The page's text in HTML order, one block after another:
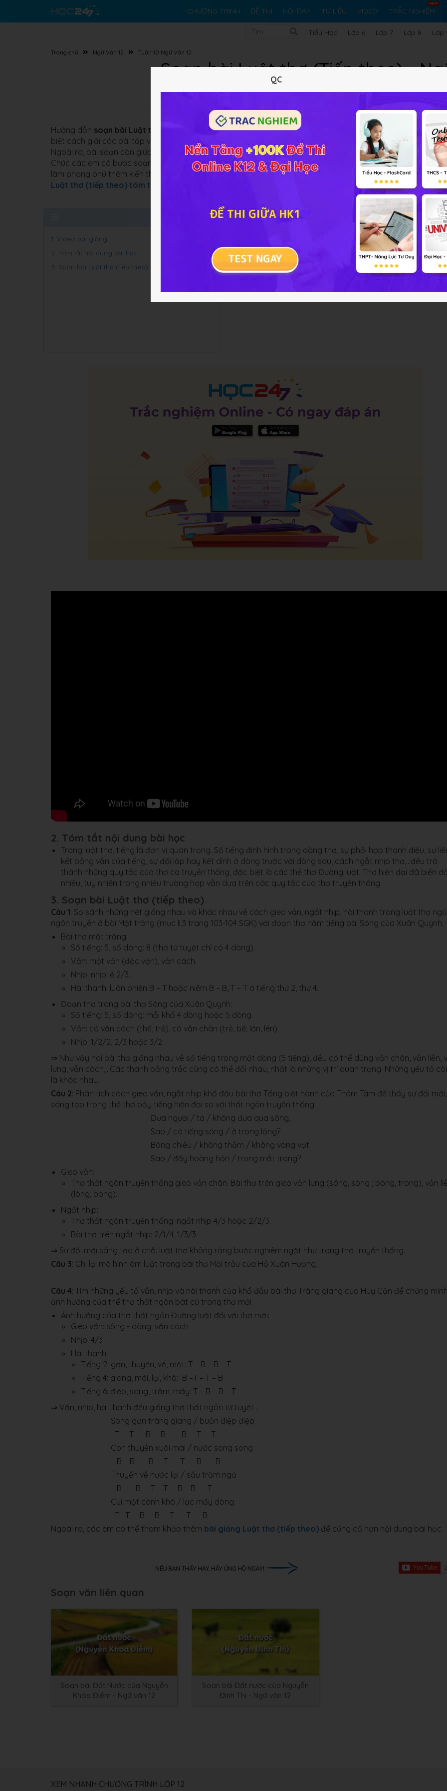
CHƯƠNG TRÌNH ĐỀ THI HỎI ĐÁP TƯ LIỆU VIDEO TRẮC NGHIỆM
Tiểu Học Lớp 6 Lớp 7 Lớp 8 Lớp
Trang chủ Ngữ Văn 12 Tuần 10 Ngữ Văn 12
Soạn bài Luật thơ (Tiếp theo) -
Hướng dẫn soạn bài Luật thơ (tiếp theo)
dưới đây với các gợi ý trả lời câu hỏi rõ ràng, cụ thể sẽ giúp các
biết cách giải các bài tập về
nhằm ôn tập và hệ thống lại kiến thức đã học một cách dễ dàng hơn.
Ngoài ra, bài soạn còn giúp các em giải quyết hệ thống câu hỏi trong SGK một cách đầy đủ và chi tiết nhất.
Chúc các em có bước soạn bài thật tốt để thuận tiện hơn trong quá trình tiếp thu bài giảng tại lớp. Ngoài
làm phong phú thêm kiến thức cho bản thân, các em có thể tham khảo thêm bài soạn
Luật thơ (tiếp theo) tóm tắt
1. Video bài giảng
2. Tóm tắt nội dung bài học
3. Soạn bài Luật thơ (tiếp theo)
2. Tóm tắt nội dung bài học
Trong luật thơ, tiếng là đơn vị quan trọng. Số tiếng định hình trong dòng thơ, sự phối hợp thanh điệu, sự
kết bằng vần của tiếng, sự đối lập hay kết dính ở dòng trước với dòng sau, cách ngắt nhịp thơ,…đều trở
thành những quy tắc của thơ ca truyền thống, đặc biệt là các thể thơ Đường luật. Thơ hiện đại đã biến
nhiều, tuy nhiên trong nhiều trường hợp vẫn dựa trên các quy tắc của thơ truyền thống.
3. Soạn bài Luật thơ (tiếp theo)
Câu 1: So sánh những nét giống nhau và khác nhau về cách gieo vần, ngắt nhịp, hài thanh trong luật thơ ngũ
ngôn truyền ở bài Mặt trăng (mục II.3 trang 103-104 SGK) với đoạn thơ năm tiếng bài Sóng của Xuân Quỳnh.
Bài thơ mặt trăng:
Số tiếng: 5, số dòng: 8 (thơ tứ tuyệt chỉ có 4 dòng).
Vần: một vần (độc vận), vần cách.
Nhịp: nhịp lẻ 2/3.
Hài thanh: luân phiên B – T hoặc niêm B – B, T – T ở tiếng thứ 2, thứ 4.
Đoạn thơ trong bài thơ Sóng của Xuân Quỳnh:
Số tiếng: 5, số dòng: mỗi khổ 4 dòng hoặc 5 dòng.
Vần: có vần cách (thế, trẻ), có vần chân (trẻ, bể; lớn, lên).
Nhịp: 1/2/2, 2/3 hoặc 3/2.
⇒ Như vậy hai bài thơ giống nhau về số tiếng trong một dòng (5 tiếng), đều có thể dùng vần chân, vần liền,
lưng, vẫn cách,…Các thanh bằng trắc cũng có thể đối nhau, nhất là những vị trí quan trọng. Những yếu tố
là khác nhau.
Câu 2: Phân tích cách gieo vần, ngắt nhịp khổ đầu bài thơ Tống biệt hành của Thâm Tâm để thấy sự đổi mới,
sáng tạo trong thể thơ bảy tiếng hiện đại so với thất ngôn truyền thống.
Đưa người / ta / không đưa qua sông,
Sao / có tiếng sóng / ở trong lòng?
Bóng chiều / không thắm / không vàng vọt
Sao / đầy hoàng hôn / trong mắt trong?
Gieo vần:
Thơ thất ngôn truyền thống gieo vần chân. Bài thơ trên gieo vần lưng (sông, sóng ; bóng, trong), vần
(lòng, bóng).
Ngắt nhịp:
Thơ thất ngôn truyền thống: ngắt nhịp 4/3 hoặc 2/2/3.
Bài thơ trên ngắt nhịp: 2/1/4, 1/3/3.
⇒ Sự đổi mới sáng tạo ở chỗ: luật thơ không ràng buộc nghiêm ngặt như trong thơ truyền thống.
Câu 3: Ghi lại mô hình âm luật trong bài thơ Mời trầu của Hồ Xuân Hương.
Câu 4: Tìm những yếu tố vần, nhịp và hài thanh của khổ đầu bài thơ Tràng giang của Huy Cận để chứng
ảnh hưởng của thể thơ thất ngôn bát cú trong thơ mới.
Ảnh hưởng của thơ thất ngôn Đường luật đối với thơ mới:
Gieo vần: sông - dòng: vần cách
Nhịp: 4/3
Hài thanh:
Tiếng 2: gợn, thuyền, về, một: T – B – B – T
Tiếng 4: giang, mái, lại, khô: B –T – T – B
Tiếng 6: điệp, song, trăm, mấy: T – B – B – T
⇒ Vần, nhịp, hài thanh đều giống thơ thất ngôn tứ tuyệt .
Sóng gợn tràng giang / buồn điệp điệp
T T B B B T T
Con thuyền xuôi mái / nước song song
B B B T T B B
Thuyền về nước lại / sầu trăm ngả
B B T T B B T
Củi một cành khô / lạc mấy dòng.
T T B B T T B
Ngoài ra, các em có thể tham khảo thêm bài giảng Luật thơ (tiếp theo) để củng cố hơn nội dung bài học.
Soạn văn liên quan
Soạn bài Đất Nước của Nguyễn
Khoa Điềm - Ngữ văn 12
Soạn bài Đất nước của Nguyễn
Đình Thi - Ngữ văn 12
XEM NHANH CHƯƠNG TRÌNH LỚP 12
QC